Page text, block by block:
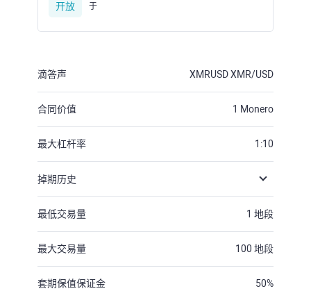
开放 于
滴答声 XMRUSDXMR/USD
合同价值 1 Monero
最大杠杆率 1:10
掉期历史
最低交易量 1 地段
最大交易量 100 地段
套期保值保证金 50%